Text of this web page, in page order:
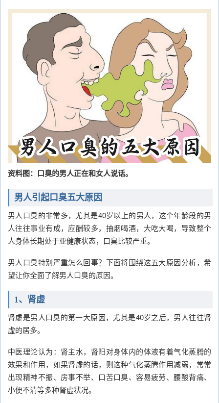
资料图：口臭的男人正在和女人说话。
男人引起口臭五大原因
男人口臭的非常多，尤其是40岁以上的男人，这个年龄段的男
人往往事业有成，应酬较多，抽烟喝酒，大吃大喝，导致整个
人身体长期处于亚健康状态，口臭比较严重。
男人口臭特别严重怎么回事？下面将围绕这五大原因分析，希
望让你全面了解男人口臭的原因。
1、肾虚
肾虚是男人口臭的第一大原因，尤其是40岁之后，男人往往肾
虚的居多。
中医理论认为：肾主水，肾阳对身体内的体液有着气化蒸腾的
效果和作用，如果肾虚的话，则这种气化蒸腾作用减弱，常常
出现精神不振、房事不举、口苦口臭、容易疲劳、腰酸背痛、
小便不清等多种肾虚状况。